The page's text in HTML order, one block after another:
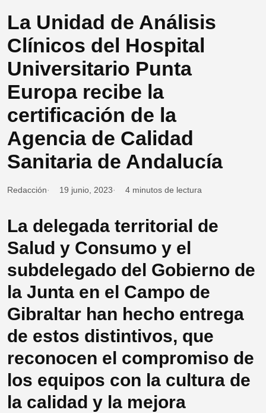
La Unidad de Análisis
Clínicos del Hospital
Universitario Punta
Europa recibe la
certificación de la
Agencia de Calidad
Sanitaria de Andalucía
Redacción 19 junio, 2023 4 minutos de lectura
La delegada territorial de
Salud y Consumo y el
subdelegado del Gobierno de
la Junta en el Campo de
Gibraltar han hecho entrega
de estos distintivos, que
reconocen el compromiso de
los equipos con la cultura de
la calidad y la mejora